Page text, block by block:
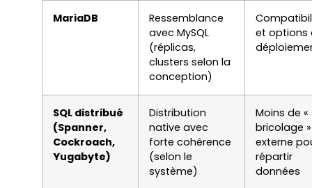
MariaDB
Ressemblance
avec MySQL
(réplicas,
clusters selon la
conception)
et options
SQL distribué
(Spanner,
Cockroach,
Yugabyte)
Distribution
native avec
forte cohérence
(selon le
système)
Moins de «
bricolage »
externe
répartir
données